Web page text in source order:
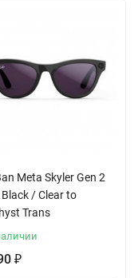
Meta Skyler Gen 2
/ Clear to
Trans
₽